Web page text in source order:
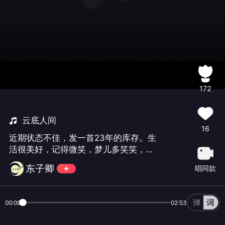
云底人间
近期状态不佳，发一首23年的库存。生
活很美好，记得微笑，梦儿多笑笑，无
忧无烦恼
东子卿
172
16
唱同款
00:00 02:53